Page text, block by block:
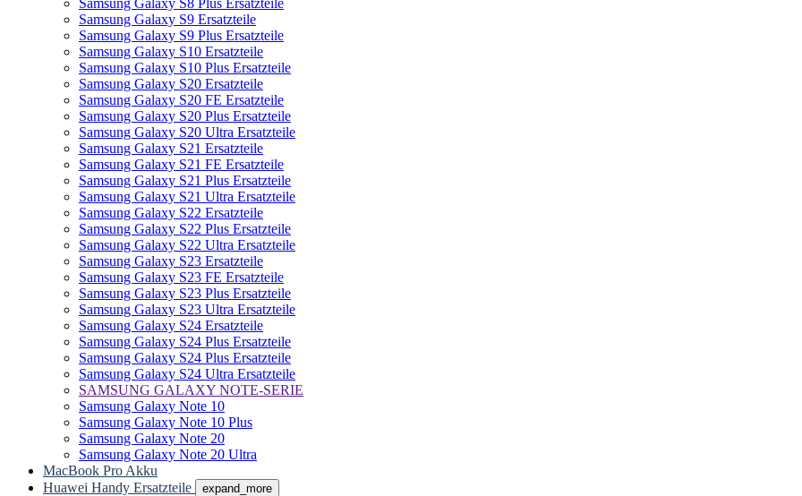
Samsung Galaxy S9 Ersatzteile
Samsung Galaxy S9 Plus Ersatzteile
Samsung Galaxy S10 Ersatzteile
Samsung Galaxy S10 Plus Ersatzteile
Samsung Galaxy S20 Ersatzteile
Samsung Galaxy S20 FE Ersatzteile
Samsung Galaxy S20 Plus Ersatzteile
Samsung Galaxy S20 Ultra Ersatzteile
Samsung Galaxy S21 Ersatzteile
Samsung Galaxy S21 FE Ersatzteile
Samsung Galaxy S21 Plus Ersatzteile
Samsung Galaxy S21 Ultra Ersatzteile
Samsung Galaxy S22 Ersatzteile
Samsung Galaxy S22 Plus Ersatzteile
Samsung Galaxy S22 Ultra Ersatzteile
Samsung Galaxy S23 Ersatzteile
Samsung Galaxy S23 FE Ersatzteile
Samsung Galaxy S23 Plus Ersatzteile
Samsung Galaxy S23 Ultra Ersatzteile
Samsung Galaxy S24 Ersatzteile
Samsung Galaxy S24 Plus Ersatzteile
Samsung Galaxy S24 Plus Ersatzteile
Samsung Galaxy S24 Ultra Ersatzteile
SAMSUNG GALAXY NOTE-SERIE
Samsung Galaxy Note 10
Samsung Galaxy Note 10 Plus
Samsung Galaxy Note 20
Samsung Galaxy Note 20 Ultra
MacBook Pro Akku
Huawei Handy Ersatzteile
expand_more